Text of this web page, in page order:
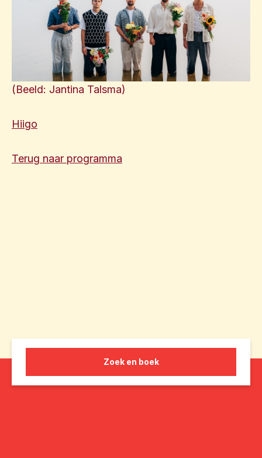
(Beeld: Jantina Talsma)
Hiigo
Terug naar programma
Zoek en boek